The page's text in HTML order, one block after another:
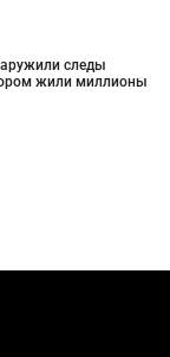
следы
жили миллионы